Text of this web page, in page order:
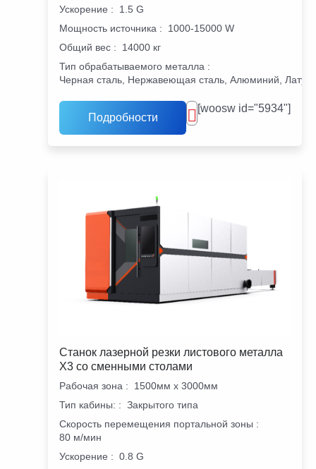
Ускорение :
1.5 G
Мощность источника :
1000-15000 W
Общий вес :
14000 кг
Тип обрабатываемого металла :
Черная сталь, Нержавеющая сталь, Алюминий,
Подробности
[woosw id="5934"]
Станок лазерной резки листового металла
X3 со сменными столами
Рабочая зона :
1500мм х 3000мм
Тип кабины: : Закрытого типа
Скорость перемещения портальной зоны :
80 м/мин
Ускорение : 0.8 G